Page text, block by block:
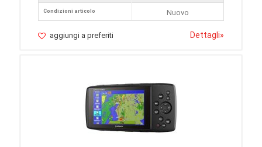
Condizioni articolo
Nuovo
aggiungi a preferiti Dettagli»